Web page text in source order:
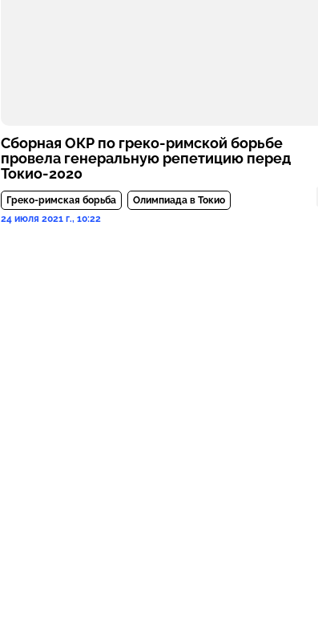
Сборная ОКР по греко-римской борьбе
провела генеральную репетицию перед
Токио-2020
Греко-римская борьба
Олимпиада в Токио
24 июля 2021 г., 10:22